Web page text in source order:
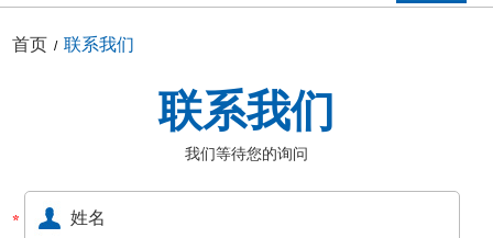
首页 /联系我们
联系我们
我们等待您的询问